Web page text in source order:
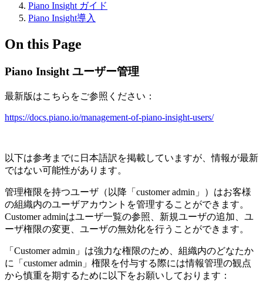
Piano Insight ガイド
Piano Insight導入
On this Page
Piano Insight ユーザー管理
最新版はこちらをご参照ください：
https://docs.piano.io/management-of-piano-insight-users/
以下は参考までに日本語訳を掲載していますが、情報が最新
ではない可能性があります。
管理権限を持つユーザ（以降「customer admin」）はお客様
の組織内のユーザアカウントを管理することができます。
Customer adminはユーザ一覧の参照、新規ユーザの追加、ユ
ーザ権限の変更、ユーザの無効化を行うことができます。
「Customer admin」は強力な権限のため、組織内のどなたか
に「customer admin」権限を付与する際には情報管理の観点
から慎重を期するために以下をお願いしております：